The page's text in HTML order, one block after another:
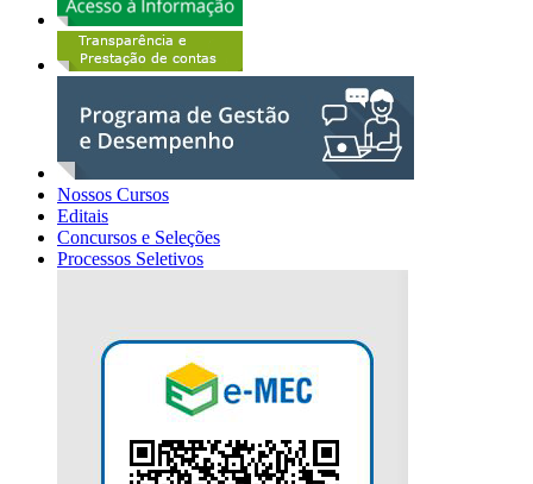
Nossos Cursos
Editais
Concursos e Seleções
Processos Seletivos